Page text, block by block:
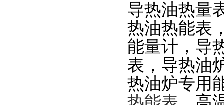
导热油热量
热油热能表
能量计，导
表， 导热油
热油炉专用